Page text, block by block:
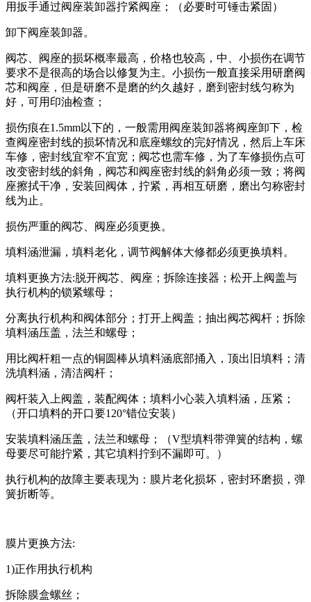
用扳手通过阀座装卸器拧紧阀座；（必要时可锤击紧固）
卸下阀座装卸器。
阀芯、阀座的损坏概率最高，价格也较高，中、小损伤在调节
要求不是很高的场合以修复为主。小损伤一般直接采用研磨阀
芯和阀座，但是研磨不是磨的约久越好，磨到密封线匀称为
好，可用印油检查；
损伤痕在1.5mm以下的，一般需用阀座装卸器将阀座卸下，检
查阀座密封线的损坏情况和底座螺纹的完好情况，然后上车床
车修，密封线宜窄不宜宽；阀芯也需车修，为了车修损伤点可
改变密封线的斜角，阀芯和阀座密封线的斜角必须一致；将阀
座擦拭干净，安装回阀体，拧紧，再相互研磨，磨出匀称密封
线为止。
损伤严重的阀芯、阀座必须更换。
填料涵泄漏，填料老化，调节阀解体大修都必须更换填料。
填料更换方法:脱开阀芯、阀座；拆除连接器；松开上阀盖与
执行机构的锁紧螺母；
分离执行机构和阀体部分；打开上阀盖；抽出阀芯阀杆；拆除
填料涵压盖，法兰和螺母；
用比阀杆粗一点的铜圆棒从填料涵底部捅入，顶出旧填料；清
洗填料涵，清洁阀杆；
阀杆装入上阀盖，装配阀体；填料小心装入填料涵，压紧；
（开口填料的开口要120°错位安装）
安装填料涵压盖，法兰和螺母；（V型填料带弹簧的结构，螺
母要尽可能拧紧，其它填料拧到不漏即可。）
执行机构的故障主要表现为：膜片老化损坏，密封环磨损，弹
簧折断等。
膜片更换方法:
1)正作用执行机构
拆除膜盒螺丝；